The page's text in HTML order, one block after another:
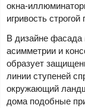
окна-
игривость
В дизайне фасада
асимметрии и
образует
линии ступеней
окружающий
дома подобные